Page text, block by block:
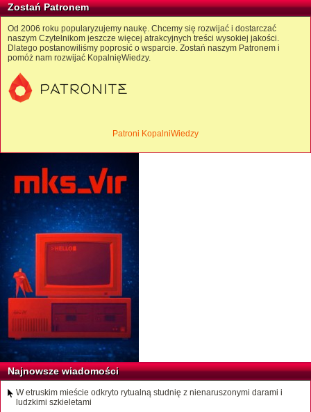
Zostań Patronem
Od 2006 roku popularyzujemy naukę. Chcemy się rozwijać i dostarczać
naszym Czytelnikom jeszcze więcej atrakcyjnych treści wysokiej jakości.
Dlatego postanowiliśmy poprosić o wsparcie. Zostań naszym Patronem i
pomóż nam rozwijać KopalnięWiedzy.
Patroni KopalniWiedzy
Najnowsze wiadomości
W etruskim mieście odkryto rytualną studnię z nienaruszonymi darami i
ludzkimi szkieletami